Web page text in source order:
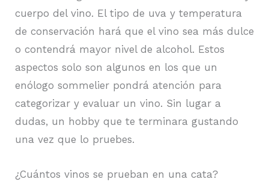
cuerpo del vino. El tipo de uva y temperatura
de conservación hará que el vino sea más dulce
o contendrá mayor nivel de alcohol. Estos
aspectos solo son algunos en los que un
enólogo sommelier pondrá atención para
categorizar y evaluar un vino. Sin lugar a
dudas, un hobby que te terminara gustando
una vez que lo pruebes.
¿Cuántos vinos se prueban en una cata?